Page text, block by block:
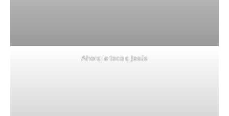
Ahora le toca a Jesús